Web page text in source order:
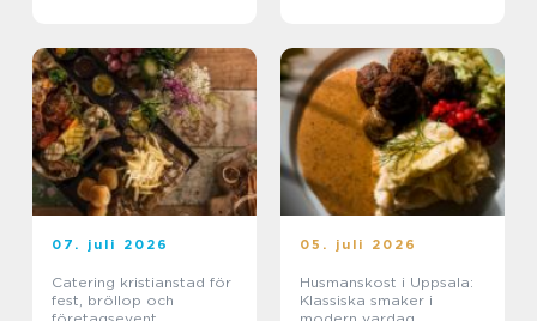
07. juli 2026
Catering kristianstad för
fest, bröllop och
05. juli 2026
Husmanskost i Uppsala:
Klassiska smaker i